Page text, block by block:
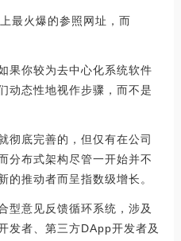
最火爆的参照网址，而
果你较为去中心化系统软件
动态性地视作步骤，而不是
彻底完善的，但仅有在公司
分布式架构尽管一开始并不
的推动者而呈指数级增长。
型意见反馈循环系统，涉及
发者、第三方DApp开发者及